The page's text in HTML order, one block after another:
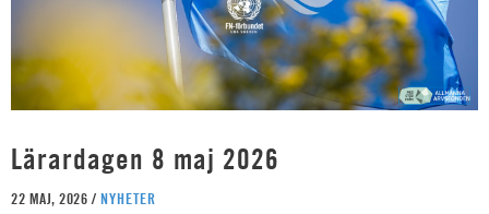
Lärardagen 8 maj 2026
22 MAJ, 2026 / NYHETER